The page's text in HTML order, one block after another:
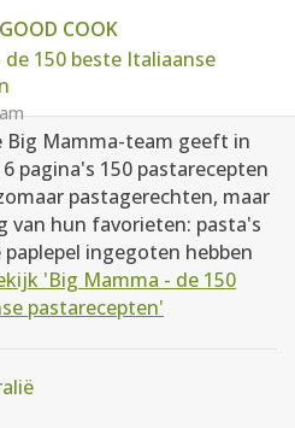
COOK
150 beste Italiaanse
Big Mamma-team geeft in
pagina's 150 pastarecepten
pastagerechten, maar
van hun favorieten: pasta's
ingegoten hebben
'Big Mamma - de 150
pastarecepten'